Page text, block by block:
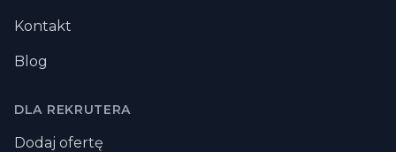
Kontakt
Blog
DLA REKRUTERA
Dodaj ofertę